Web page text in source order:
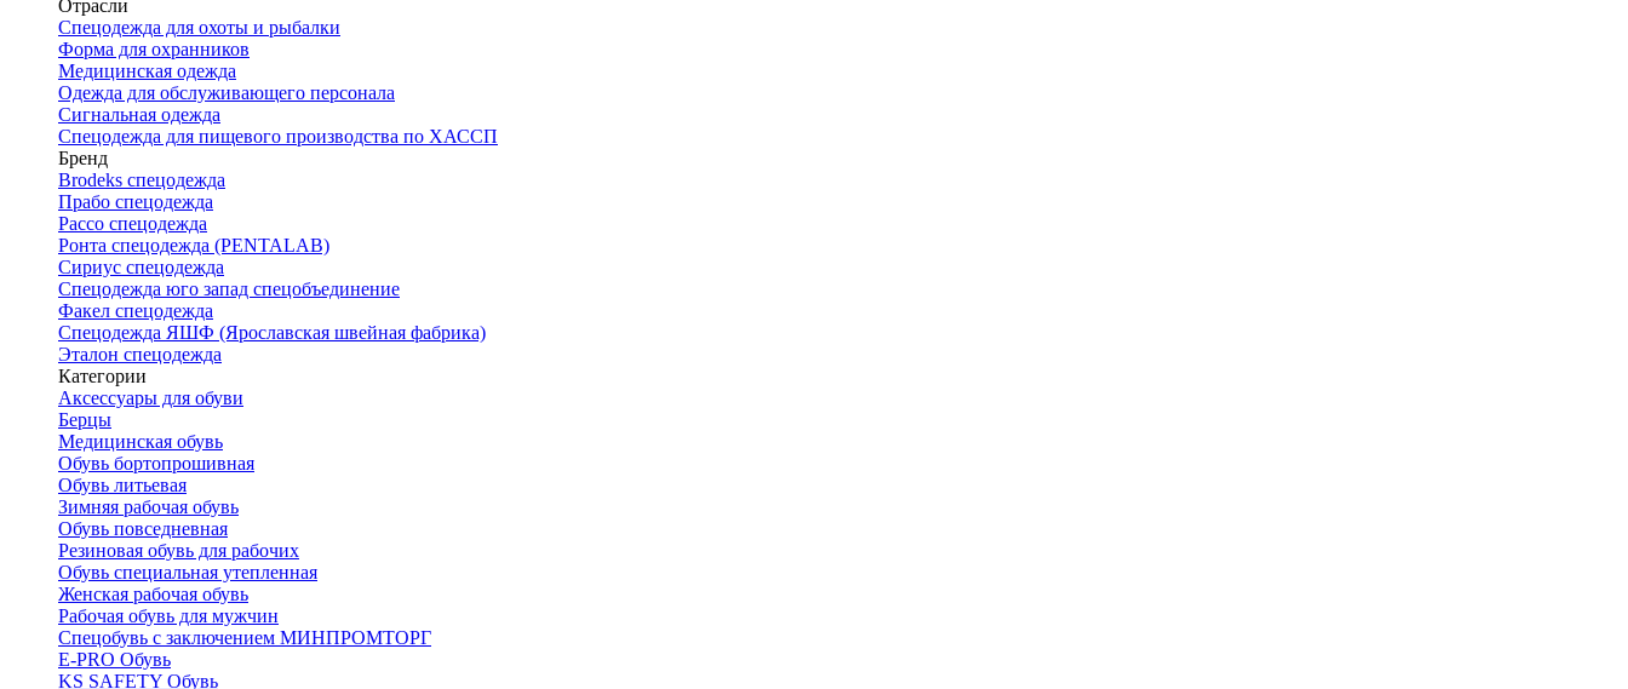
Отрасли
Спецодежда для охоты и рыбалки
Форма для охранников
Медицинская одежда
Одежда для обслуживающего персонала
Сигнальная одежда
Спецодежда для пищевого производства по ХАССП
Бренд
Brodeks спецодежда
Прабо спецодежда
Рассо спецодежда
Ронта спецодежда (PENTALAB)
Сириус спецодежда
Спецодежда юго запад спецобъединение
Факел спецодежда
Спецодежда ЯШФ (Ярославская швейная фабрика)
Эталон спецодежда
Категории
Аксессуары для обуви
Берцы
Медицинская обувь
Обувь бортопрошивная
Обувь литьевая
Зимняя рабочая обувь
Обувь повседневная
Резиновая обувь для рабочих
Обувь специальная утепленная
Женская рабочая обувь
Рабочая обувь для мужчин
Спецобувь с заключением МИНПРОМТОРГ
E-PRO Обувь
KS SAFETY Обувь